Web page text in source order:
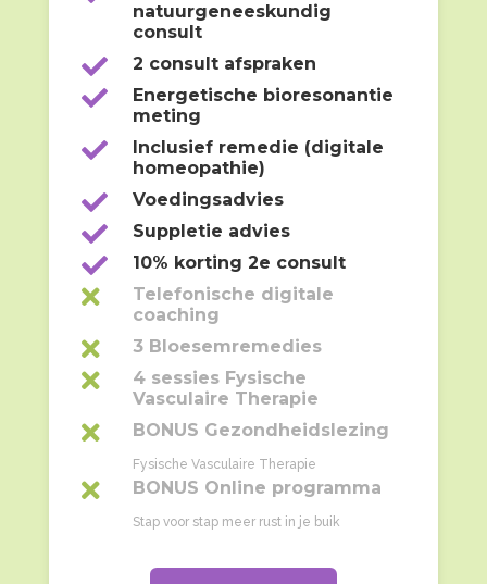
natuurgeneeskundig
consult
 2 consult afspraken

Energetische bioresonantie
meting

Inclusief remedie (digitale
homeopathie)
 Voedingsadvies
 Suppletie advies
 10% korting 2e consult

Telefonische digitale
coaching
 3 Bloesemremedies

4 sessies Fysische
Vasculaire Therapie
 BONUS Gezondheidslezing
Fysische Vasculaire Therapie
 BONUS Online programma
Stap voor stap meer rust in je buik